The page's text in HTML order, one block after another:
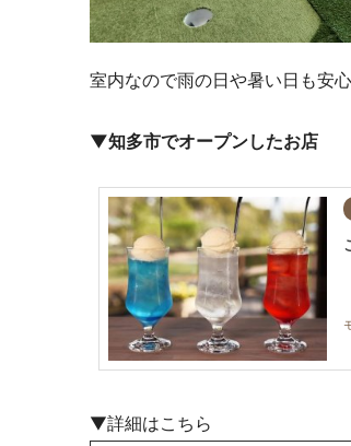
室内なので雨の日や暑い日も安
▼知多市でオープンしたお店
▼詳細はこちら